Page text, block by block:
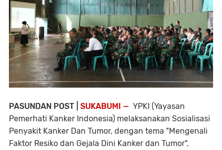
PASUNDAN POST | SUKABUMI — YPKI (Yayasan
Pemerhati Kanker Indonesia) melaksanakan Sosialisasi
Penyakit Kanker Dan Tumor, dengan tema "Mengenali
Faktor Resiko dan Gejala Dini Kanker dan Tumor",